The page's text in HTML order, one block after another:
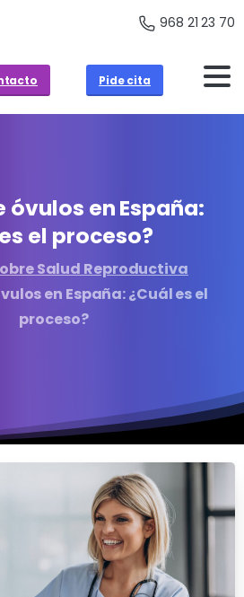
968 21 23 70
Pide cita
óvulos enEspaña:
es el proceso?
Salud Reproductiva
en España: ¿Cuál es el
proceso?